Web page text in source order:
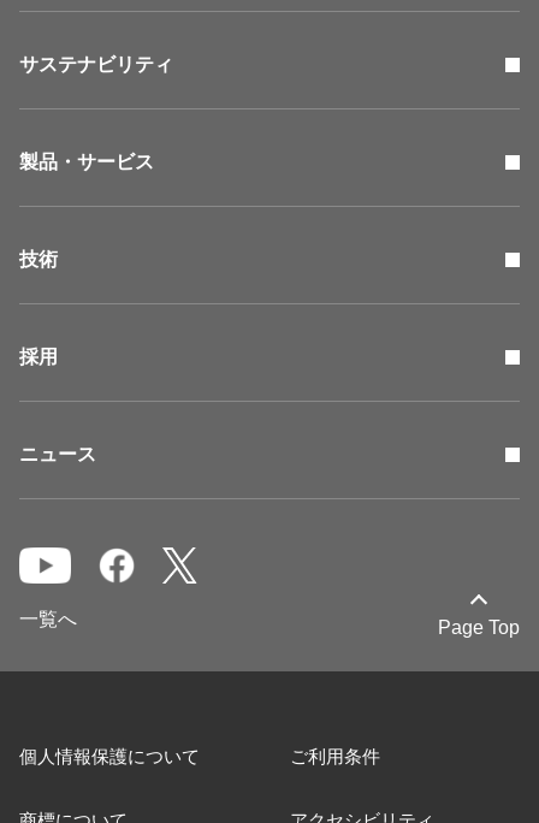
サステナビリティ
製品・サービス
技術
採用
ニュース
Page Top
一覧へ
個人情報保護について ご利用条件